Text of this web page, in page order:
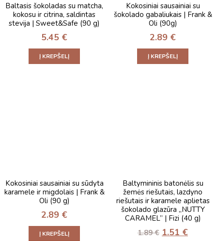
Baltasis šokoladas su matcha,
kokosu ir citrina, saldintas
stevija | Sweet&Safe (90 g)
5.45 €
Į KREPŠELĮ
Kokosiniai sausainiai su
šokolado gabaliukais | Frank &
Oli (90g)
2.89 €
Į KREPŠELĮ
Kokosiniai sausainiai su sūdyta
karamele ir migdolais | Frank &
Oli (90 g)
2.89 €
Į KREPŠELĮ
Baltymininis batonėlis su
žemės riešutais, lazdyno
riešutais ir karamele aplietas
šokolado glazūra „NUTTY
CARAMEL” | Fizi (40 g)
1.89€ 1.51 €